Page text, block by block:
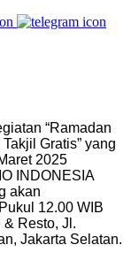
“Ramadan
Gratis” yang
2025
INDONESIA
akan
12.00 WIB
Resto, Jl.
Jakarta Selatan.